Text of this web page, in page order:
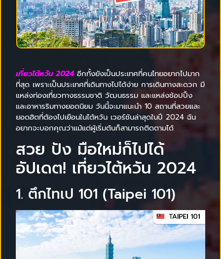
เที่ยวไต้หวัน 2024อีกทั้งยังเป็นประเทศที่คนไทยอยากไปมาก
ที่สุด เพราะเป็นประเทศที่เดินทางไปได้ง่าย การเดินทางสะดวก มี
แหล่งท่องเที่ยวทางธรรมชาติ วัฒนธรรม และแหล่งช้อปปิ้ง
และอาหารริมทางยอดนิยม วันนี้จะมาแนะนำ 10 สถานที่สวยและ
ยอดฮิตที่ต้องไปเยือนในไต้หวัน เวอร์ชันล่าสุดในปี 2024 ฉัน
อยากจะบอกคุณว่าแม้แต่ผู้เริ่มต้นก็สามารถติดตามได้
สวย ปัง มือใหม่ก็ไปได้
อัปเดต! เที่ยวไต้หวัน 2024
1. ตึกไทเป 101 (Taipei 101)